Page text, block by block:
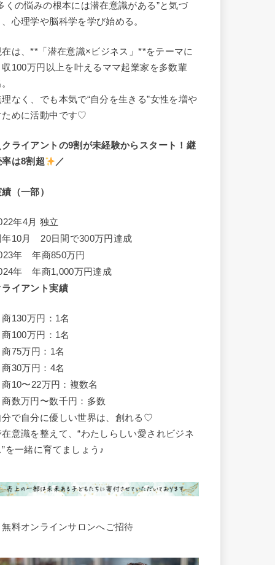
くの悩みの根本には潜在意識がある”と気づ
、心理学や脳科学を学び始める。
在は、**「潜在意識×ビジネス」**をテーマに
収100万円以上を叶えるママ起業家を多数輩
理なく、でも本気で“自分を生きる”女性を増や
ために活動中です♡
クライアントの9割が未経験からスタート！継
率は8割超
／
（一部）
年4月 独立
年10月 20日間で300万円達成
年 年商850万円
年 年商1,000万円達成
ライアント実績
商130万円：1名
商100万円：1名
商75万円：1名
商30万円：4名
商10〜22万円：複数名
商数万円〜数千円：多数
分で自分に優しい世界は、創れる♡
在意識を整えて、“わたしらしい愛されビジネ
”を一緒に育てましょう♪
料オンラインサロンへご招待